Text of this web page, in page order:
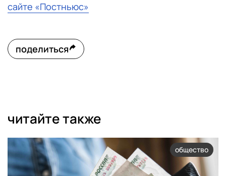
сайте «Постньюс»
поделиться
читайте также
общество